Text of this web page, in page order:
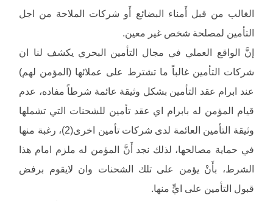
الغالب من قبل أَمناء البضائع أَو شركات الملاحة من اجل
التأمين لمصلحة شخص غير معين.
إنَّ الواقع العملي في مجال التأمين البحري يكشف لنا ان
شركات التأمين غالباً ما تشترط على عملائها (المؤمن لهم)
عند ابرام عقد التأمين بشكل وثيقة عائمة شرطاً مفاده، عدم
قيام المؤمن له بابرام اي عقد تأمين للشحنات التي تشملها
وثيقة التأمين العائمة لدى شركات تأمين اخرى(2)، رغبة منها
في حماية مصالحها، لذلك نجد أَنَّ المؤمن له ملزم امام هذا
الشرط، بأَنْ يؤمن على تلك الشحنات وان لايقوم برفض
قبول التأمين على ايٍّ منها.